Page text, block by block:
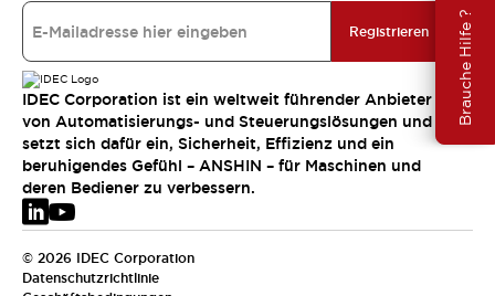
Brauche Hilfe ?
Registrieren
IDEC Corporation ist ein weltweit führender Anbieter
von Automatisierungs- und Steuerungslösungen und
setzt sich dafür ein, Sicherheit, Effizienz und ein
beruhigendes Gefühl – ANSHIN – für Maschinen und
deren Bediener zu verbessern.
© 2026 IDEC Corporation
Datenschutzrichtlinie